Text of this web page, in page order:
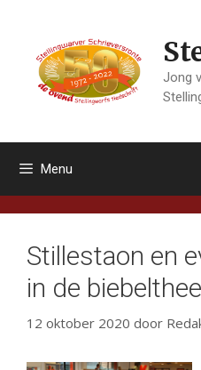
inhoud
Jong
Menu
Stillestaon en
in de
12 oktober 2020 door